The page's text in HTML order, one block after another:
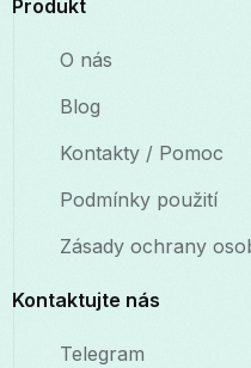
Produkt
O nás
Blog
Kontakty / Pomoc
Podmínky použití
Zásady ochrany
Kontaktujte nás
Telegram